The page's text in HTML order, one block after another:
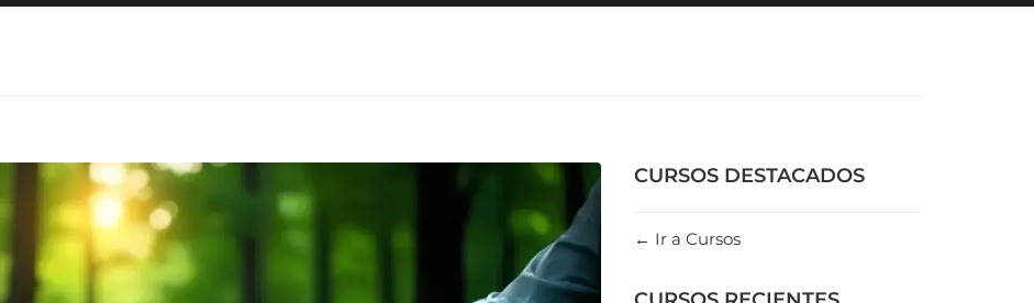
CURSOS DESTACADOS
Ir a Cursos